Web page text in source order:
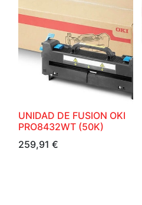
UNIDAD DE FUSION OKI
PRO8432WT (50K)
259,91 €